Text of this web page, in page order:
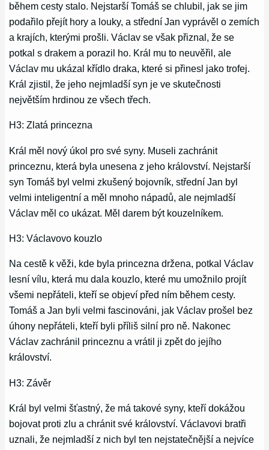
během cesty stalo. Nejstarší Tomáš se chlubil, jak se jim
podařilo přejít hory a louky, a střední Jan vyprávěl o zemích
a krajích, kterými prošli. Václav se však přiznal, že se
potkal s drakem a porazil ho. Král mu to neuvěřil, ale
Václav mu ukázal křídlo draka, které si přinesl jako trofej.
Král zjistil, že jeho nejmladší syn je ve skutečnosti
největším hrdinou ze všech třech.
H3: Zlatá princezna
Král měl nový úkol pro své syny. Museli zachránit
princeznu, která byla unesena z jeho království. Nejstarší
syn Tomáš byl velmi zkušený bojovník, střední Jan byl
velmi inteligentní a měl mnoho nápadů, ale nejmladší
Václav měl co ukázat. Měl darem být kouzelníkem.
H3: Václavovo kouzlo
Na cestě k věži, kde byla princezna držena, potkal Václav
lesní vílu, která mu dala kouzlo, které mu umožnilo projít
všemi nepřáteli, kteří se objeví před ním během cesty.
Tomáš a Jan byli velmi fascinováni, jak Václav prošel bez
úhony nepřáteli, kteří byli příliš silní pro ně. Nakonec
Václav zachránil princeznu a vrátil ji zpět do jejího
království.
H3: Závěr
Král byl velmi šťastný, že má takové syny, kteří dokážou
bojovat proti zlu a chránit své království. Václavovi bratři
uznali, že nejmladší z nich byl ten nejstatečnější a nejvíce